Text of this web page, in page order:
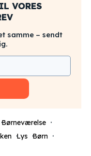
VORES
samme – sendt
Børneværelse
Lys Børn